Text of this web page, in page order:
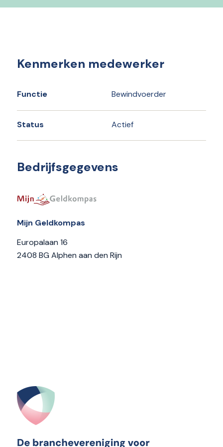
Kenmerken medewerker
Functie Bewindvoerder
Status Actief
Bedrijfsgegevens
Mijn Geldkompas
Europalaan 16
2408 BG Alphen aan den Rijn